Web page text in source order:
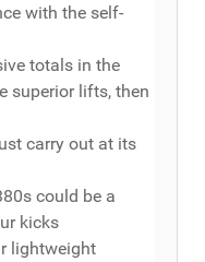
with the self-
totals in the
superior lifts, then
carry out at its
could be a
kicks
lightweight